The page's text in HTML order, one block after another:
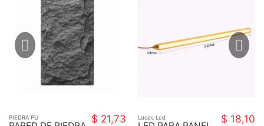
PIEDRA PU $ 21,73 Luces Led $ 18,10